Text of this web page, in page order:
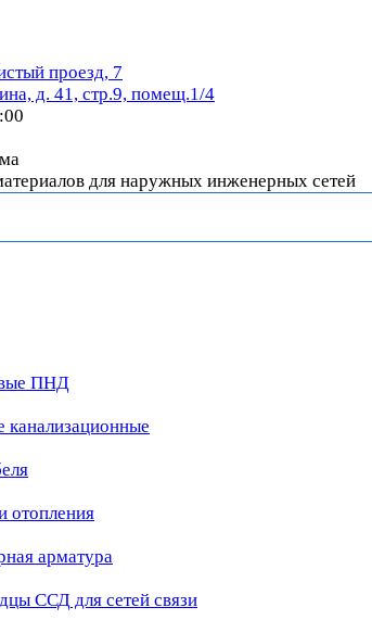
проезд, 7
д. 41, стр.9, помещ.1/4
для наружных инженерных сетей
ПНД
отопления
арматура
ССД для сетей связи